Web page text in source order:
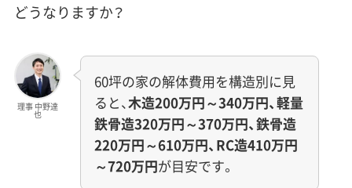
どうなりますか？
理事 中野達
也
60坪の家の解体費用を構造別に見
ると、木造200万円～340万円、軽量
鉄骨造320万円～370万円、鉄骨造
220万円～610万円、RC造410万円
～720万円が目安です。